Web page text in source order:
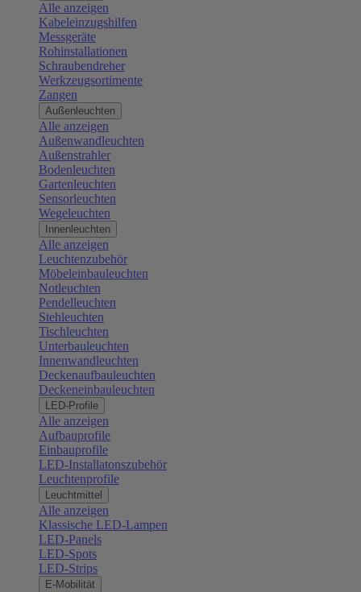
Alle anzeigen
Kabeleinzugshilfen
Messgeräte
Rohinstallationen
Schraubendreher
Werkzeugsortimente
Zangen
Außenleuchten
Alle anzeigen
Außenwandleuchten
Außenstrahler
Bodenleuchten
Gartenleuchten
Sensorleuchten
Wegeleuchten
Innenleuchten
Alle anzeigen
Leuchtenzubehör
Möbeleinbauleuchten
Notleuchten
Pendelleuchten
Stehleuchten
Tischleuchten
Unterbauleuchten
Innenwandleuchten
Deckenaufbauleuchten
Deckeneinbauleuchten
LED-Profile
Alle anzeigen
Aufbauprofile
Einbauprofile
LED-Installatonszubehör
Leuchtenprofile
Leuchtmittel
Alle anzeigen
Klassische LED-Lampen
LED-Panels
LED-Spots
LED-Strips
E-Mobilität